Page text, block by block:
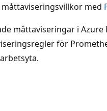
med
måttaviseringar i Azure
för